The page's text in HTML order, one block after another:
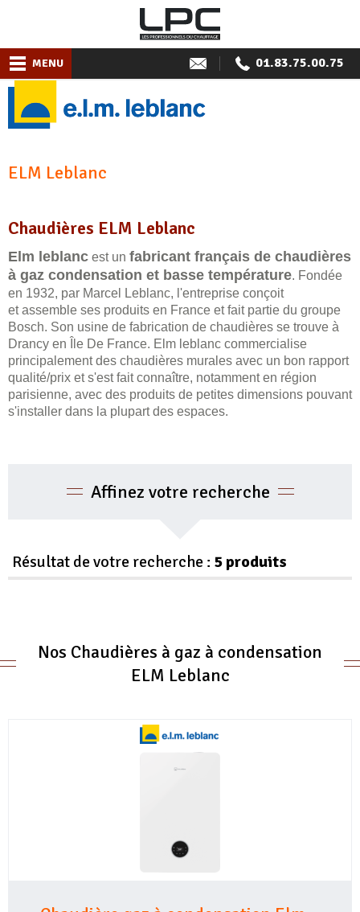
MENU 01.83.75.00.75
ELM Leblanc
Chaudières ELM Leblanc
Elm leblanc est un fabricant français de chaudières
à gaz condensation et basse température. Fondée
en 1932, par Marcel Leblanc, l'entreprise conçoit
et assemble ses produits en France et fait partie du groupe
Bosch. Son usine de fabrication de chaudières se trouve à
Drancy en Île De France. Elm leblanc commercialise
principalement des chaudières murales avec un bon rapport
qualité/prix et s'est fait connaître, notamment en région
parisienne, avec des produits de petites dimensions pouvant
s'installer dans la plupart des espaces.
Affinez votre recherche
Résultat de votre recherche : 5 produits
Nos Chaudières à gaz à condensation
ELM Leblanc